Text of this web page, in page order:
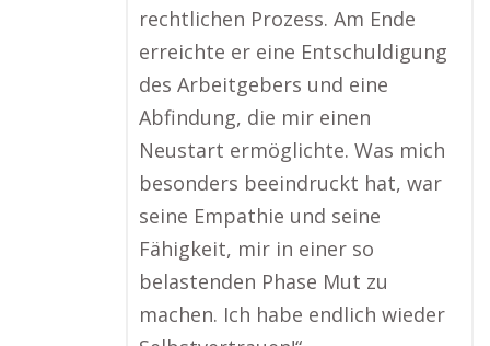
rechtlichen Prozess. Am Ende
erreichte er eine Entschuldigung
des Arbeitgebers und eine
Abfindung, die mir einen
Neustart ermöglichte. Was mich
besonders beeindruckt hat, war
seine Empathie und seine
Fähigkeit, mir in einer so
belastenden Phase Mut zu
machen. Ich habe endlich wieder